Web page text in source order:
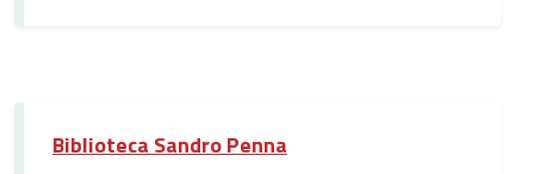
Biblioteca Sandro Penna